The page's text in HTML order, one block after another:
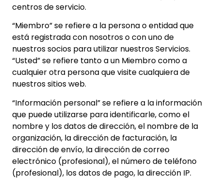
centros de servicio.
“Miembro” se refiere a la persona o entidad que
está registrada con nosotros o con uno de
nuestros socios para utilizar nuestros Servicios.
“Usted” se refiere tanto a un Miembro como a
cualquier otra persona que visite cualquiera de
nuestros sitios web.
“Información personal” se refiere a la información
que puede utilizarse para identificarle, como el
nombre y los datos de dirección, el nombre de la
organización, la dirección de facturación, la
dirección de envío, la dirección de correo
electrónico (profesional), el número de teléfono
(profesional), los datos de pago, la dirección IP.